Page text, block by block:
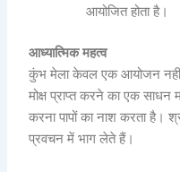
आयोजित होता है।
आध्यात्मिक महत्व
कुंभ मेला केवल एक आयोजन नहीं
मोक्ष प्राप्त करने का एक साधन
करना पापों का नाश करता है।
प्रवचन में भाग लेते हैं।